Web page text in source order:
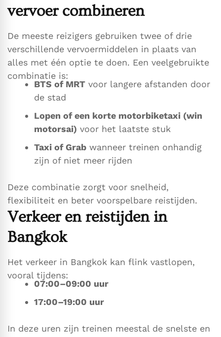
vervoer combineren
De meeste reizigers gebruiken twee of drie
verschillende vervoermiddelen in plaats van
alles met één optie te doen. Een veelgebruikte
combinatie is:
BTS of MRT voor langere afstanden door
de stad
Lopen of een korte motorbiketaxi (win
motorsai) voor het laatste stuk
Taxi of Grab wanneer treinen onhandig
zijn of niet meer rijden
Deze combinatie zorgt voor snelheid,
flexibiliteit en beter voorspelbare reistijden.
Verkeer en reistijden in
Bangkok
Het verkeer in Bangkok kan flink vastlopen,
vooral tijdens:
07:00–09:00 uur
17:00–19:00 uur
In deze uren zijn treinen meestal de snelste en